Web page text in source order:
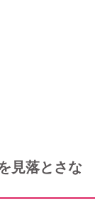
見落とさな